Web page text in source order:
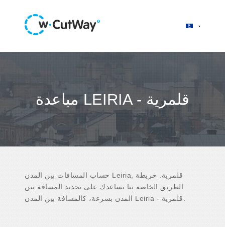
مباعدة LEIRIA - قلمرية
حساب المسافات بين المدن Leiria, قلمرية. خريطة
الطريق الخاصة بنا تساعدك على تحديد المسافة بين